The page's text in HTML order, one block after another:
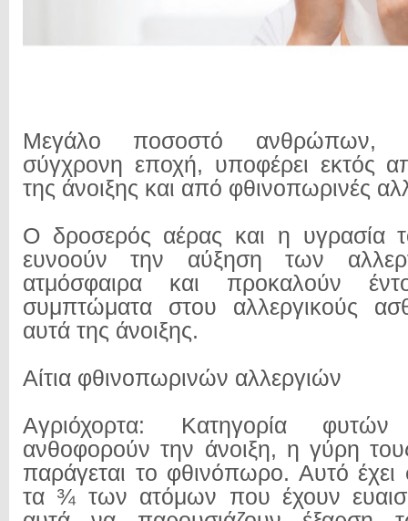
Μεγάλο ποσοστό ανθρώπων,
σύγχρονη εποχή, υποφέρει εκτός
της άνοιξης και από φθινοπωρινές
Ο δροσερός αέρας και η υγρασία
ευνοούν την αύξηση των
ατμόσφαιρα και προκαλούν
συμπτώματα στου αλλεργικούς
αυτά της άνοιξης.
Αίτια φθινοπωρινών αλλεργιών
Αγριόχορτα: Κατηγορία
ανθοφορούν την άνοιξη, η γύρη
παράγεται το φθινόπωρο. Αυτό
τα ¾ των ατόμων που έχουν